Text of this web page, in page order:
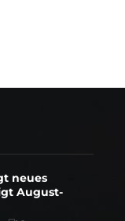
neues
August-